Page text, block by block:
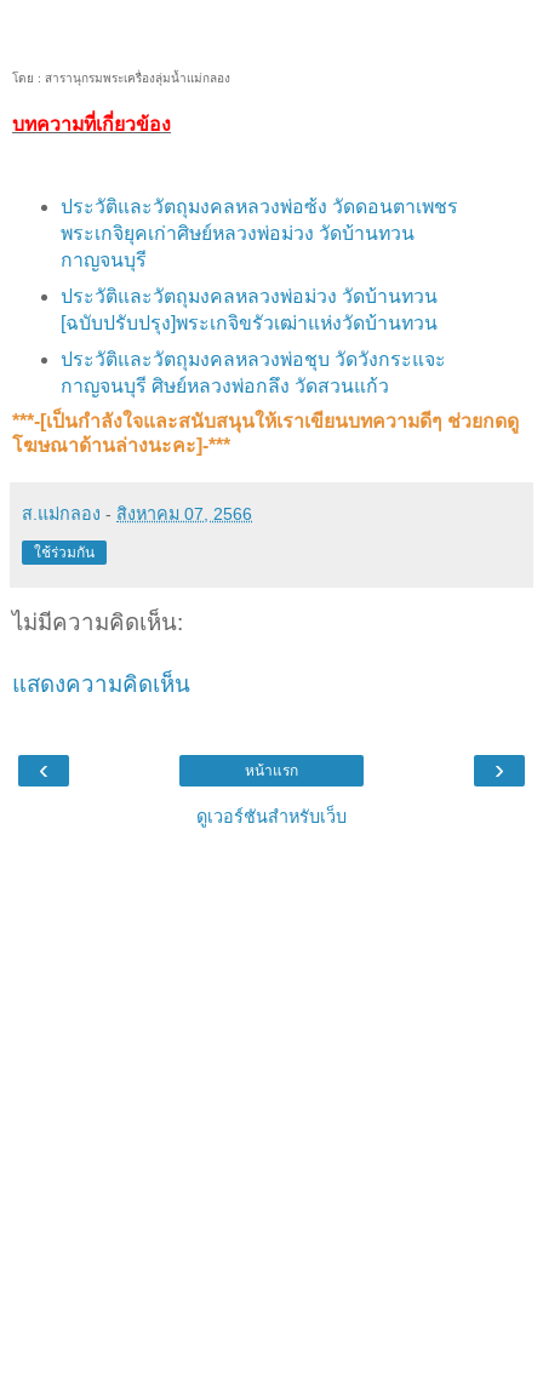
โดย : สารานุกรมพระเครื่องลุ่มน้ำแม่กลอง
บทความที่เกี่ยวข้อง
ประวัติและวัตถุมงคลหลวงพ่อซ้ง วัดดอนตาเพชร
พระเกจิยุคเก่าศิษย์หลวงพ่อม่วง วัดบ้านทวน
กาญจนบุรี
ประวัติและวัตถุมงคลหลวงพ่อม่วง วัดบ้านทวน
[ฉบับปรับปรุง]​พระเกจิขรัวเฒ่าแห่งวัดบ้านทวน
ประวัติและวัตถุมงคลหลวงพ่อชุบ วัดวังกระแจะ
กาญจนบุรี ศิษย์หลวงพ่อกลึง วัดสวนแก้ว
***-[เป็นกำลังใจและสนับสนุน​ให้เราเขียนบทความดีๆ ช่วยกดดู
โฆษณาด้านล่างนะคะ]-***
ส.แม่กลอง - สิงหาคม 07, 2566
ใช้ร่วมกัน
ไม่มีความคิดเห็น:
แสดงความคิดเห็น
‹ ›
หน้าแรก
ดูเวอร์ชันสำหรับเว็บ